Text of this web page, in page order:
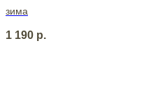
зима
1 190 р.